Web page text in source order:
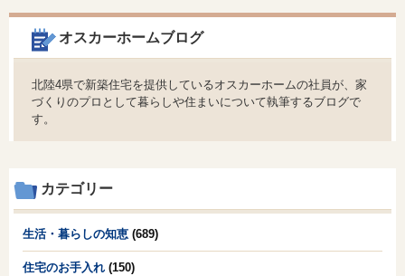
オスカーホームブログ
北陸4県で新築住宅を提供しているオスカーホームの社員が、家
づくりのプロとして暮らしや住まいについて執筆するブログで
す。
カテゴリー
生活・暮らしの知恵 (689)
住宅のお手入れ (150)